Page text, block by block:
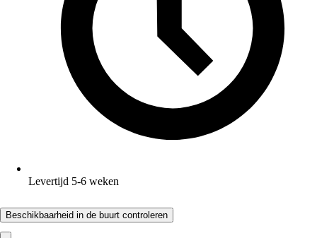
Levertijd 5-6 weken
Beschikbaarheid in de buurt controleren